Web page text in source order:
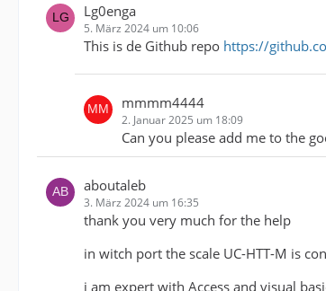
Lg0enga
5. März 2024 um 10:06
This is de Github repo https://
mmmm4444
2. Januar 2025 um 18:09
Can you please add me to the
aboutaleb
3. März 2024 um 16:35
thank you very much for the help
in witch port the scale UC-HTT-M is
i am expert with Access and visual